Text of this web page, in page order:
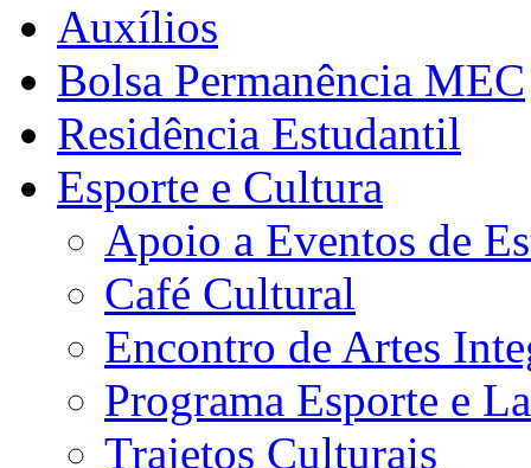
Auxílios
Bolsa Permanência MEC
Residência Estudantil
Esporte e Cultura
Apoio a Eventos de
Café Cultural
Encontro de Artes
Programa Esporte e
Trajetos Culturais